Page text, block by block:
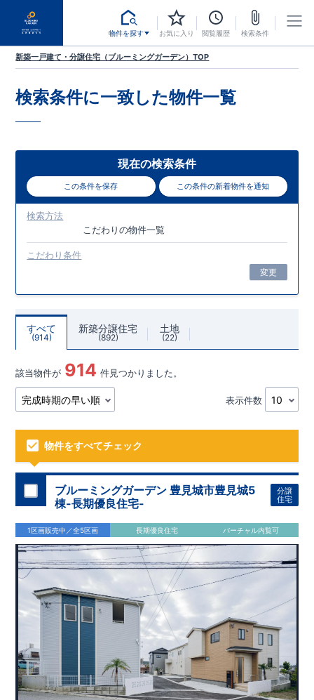
物件を探す お気に入り 閲覧履歴 検索条件
新築一戸建て・分譲住宅（ブルーミングガーデン）TOP
検索条件に一致した物件一覧
現在の検索条件
この条件を保存 この条件の新着物件を通知
検索方法
こだわりの物件一覧
こだわり条件
変更
すべて
914
新築分譲住宅
892
土地
22
該当物件が 914 件見つかりました。
表示件数
物件をすべてチェック
ブルーミングガーデン 豊見城市豊見城5
棟-長期優良住宅-
分譲
住宅
1区画販売中／全5区画 長期優良住宅 バーチャル内覧可